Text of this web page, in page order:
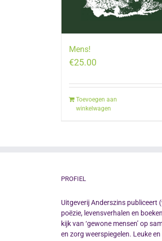
Mens!
€25.00
Toevoegen aan
winkelwagen
PROFIEL
Uitgeverij Anderszins publiceert
poëzie, levensverhalen en
kijk van ‘gewone mensen’ op
en zorg weerspiegelen. Leuke en